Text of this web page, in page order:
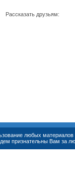
Рассказать друзьям:
любых
признательны Вам за